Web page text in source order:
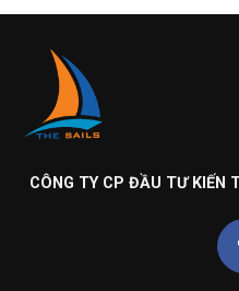
CÔNG TY CP ĐẦU TƯ KIẾN